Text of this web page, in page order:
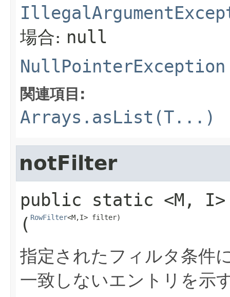
場合: null
NullPointerException
関連項目:
Arrays.asList(T...)
notFilter
public static <M,​ I>
( RowFilter<M,​I> filter)
指定されたフィルタ条件
一致しないエントリを示